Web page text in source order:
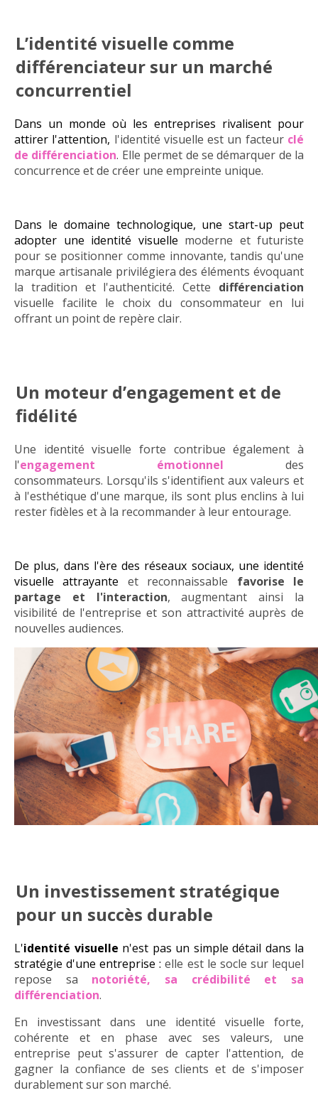
L’identité visuelle comme
différenciateur sur un marché
concurrentiel
Dans un monde où les entreprises rivalisent pour
attirer l'attention, l'identité visuelle est un facteur clé
de différenciation. Elle permet de se démarquer de la
concurrence et de créer une empreinte unique.
Dans le domaine technologique, une start-up peut
adopter une identité visuelle moderne et futuriste
pour se positionner comme innovante, tandis qu'une
marque artisanale privilégiera des éléments évoquant
la tradition et l'authenticité. Cette différenciation
visuelle facilite le choix du consommateur en lui
offrant un point de repère clair.
Un moteur d’engagement et de
fidélité
Une identité visuelle forte contribue également à
l'engagement émotionnel des
consommateurs. Lorsqu'ils s'identifient aux valeurs et
à l'esthétique d'une marque, ils sont plus enclins à lui
rester fidèles et à la recommander à leur entourage.
De plus, dans l'ère des réseaux sociaux, une identité
visuelle attrayante et reconnaissable favorise le
partage et l'interaction, augmentant ainsi la
visibilité de l'entreprise et son attractivité auprès de
nouvelles audiences.
Un investissement stratégique
pour un succès durable
L'identité visuelle n'est pas un simple détail dans la
stratégie d'une entreprise :elle est le socle sur lequel
repose sa notoriété, sa crédibilité et sa
différenciation.
En investissant dans une identité visuelle forte,
cohérente et en phase avec ses valeurs, une
entreprise peut s'assurer de capter l'attention, de
gagner la confiance de ses clients et de s'imposer
durablement sur son marché.